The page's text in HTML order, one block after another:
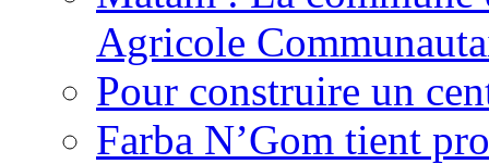
Agricole
Pour construire un
Farba N’Gom tient